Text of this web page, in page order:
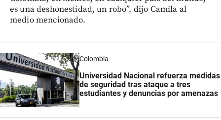
es una deshonestidad, un robo”, dijo Camila al
medio mencionado.
Colombia
Universidad Nacional refuerza medidas
de seguridad tras ataque a tres
estudiantes y denuncias por amenazas